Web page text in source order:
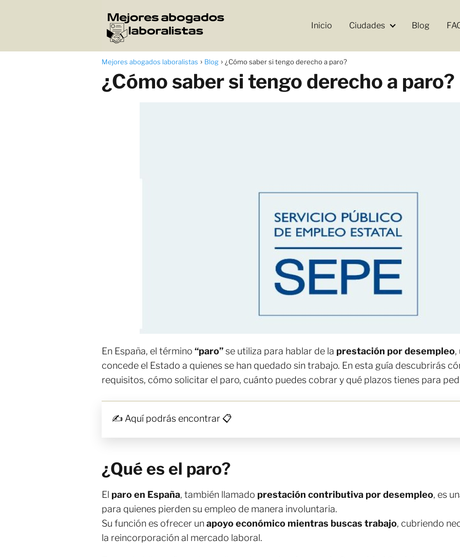
Inicio Ciudades Blog
Mejores abogados laboralistas Blog ¿Cómo saber si tengo derecho a paro?
¿Cómo saber si tengo derecho a paro?
En España, el término “paro”se utiliza para hablar de la prestación por desempleo,
concede el Estado a quienes se han quedado sin trabajo. En esta guía descubrirás
requisitos, cómo solicitar el paro, cuánto puedes cobrar y qué plazos tienes para
✍ Aquí podrás encontrar 📋
¿Qué es el paro?
El paro en España, también llamado prestación contributiva por desempleo, es
para quienes pierden su empleo de manera involuntaria.
Su función es ofrecer un apoyo económico mientras buscas trabajo, cubriendo
la reincorporación al mercado laboral.